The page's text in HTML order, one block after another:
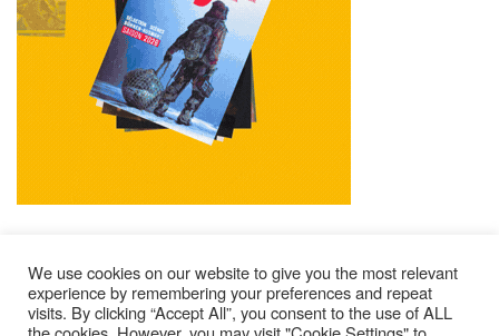
Impressum Kontakt Alle Ausgaben Lesen
We use cookies on our website to give you the most relevant
experience by remembering your preferences and repeat
visits. By clicking “Accept All”, you consent to the use of ALL